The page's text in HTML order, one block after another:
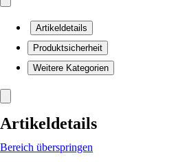
Artikeldetails
Produktsicherheit
Weitere Kategorien
Artikeldetails
Bereich überspringen